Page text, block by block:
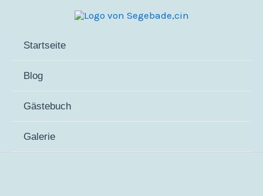
springenStartseite
Blog
Gästebuch
Galerie